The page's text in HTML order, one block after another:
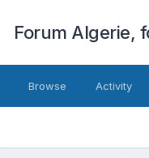
Forum Algerie,
Browse Activity